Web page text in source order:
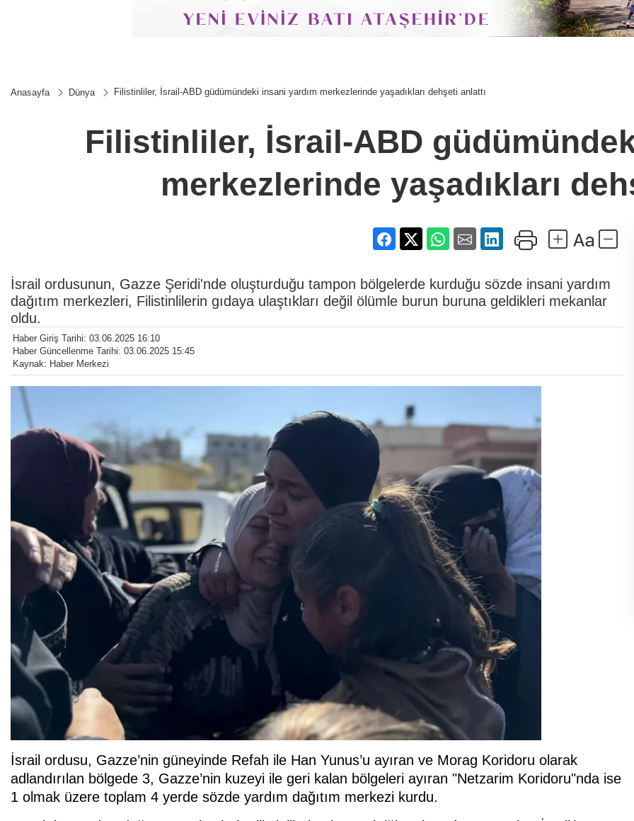
Anasayfa Dünya Filistinliler, İsrail-ABD güdümündeki insani yardım merkezlerinde yaşadıkları dehşeti anlattı
Filistinliler, İsrail-ABD
merkezlerinde yaşadıkları
İsrail ordusunun, Gazze Şeridi'nde oluşturduğu tampon bölgelerde kurduğu sözde insani yardım
dağıtım merkezleri, Filistinlilerin gıdaya ulaştıkları değil ölümle burun buruna geldikleri mekanlar
oldu.
Haber Giriş Tarihi: 03.06.2025 16:10
Haber Güncellenme Tarihi: 03.06.2025 15:45
Kaynak: Haber Merkezi
İsrail ordusu, Gazze’nin güneyinde Refah ile Han Yunus’u ayıran ve Morag Koridoru olarak
adlandırılan bölgede 3, Gazze’nin kuzeyi ile geri kalan bölgeleri ayıran "Netzarim Koridoru"nda ise
1 olmak üzere toplam 4 yerde sözde yardım dağıtım merkezi kurdu.